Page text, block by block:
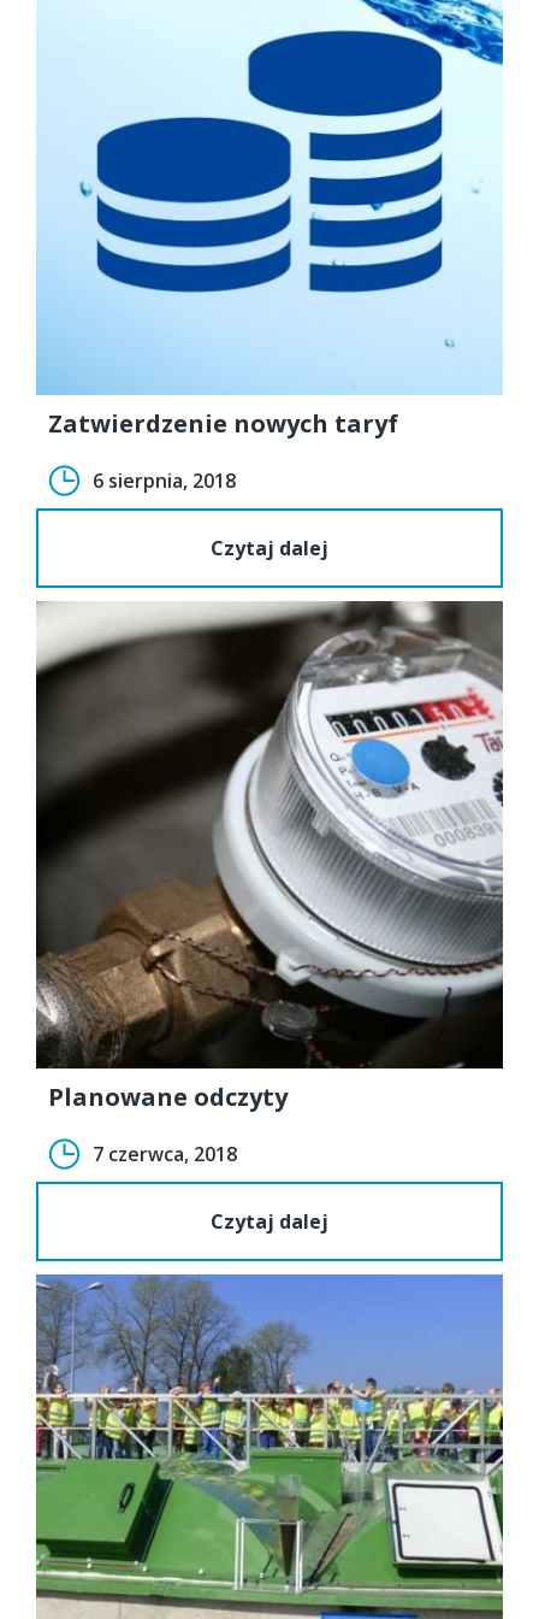
Zatwierdzenie nowych taryf
6 sierpnia, 2018
Czytaj dalej
Planowane odczyty
7 czerwca, 2018
Czytaj dalej